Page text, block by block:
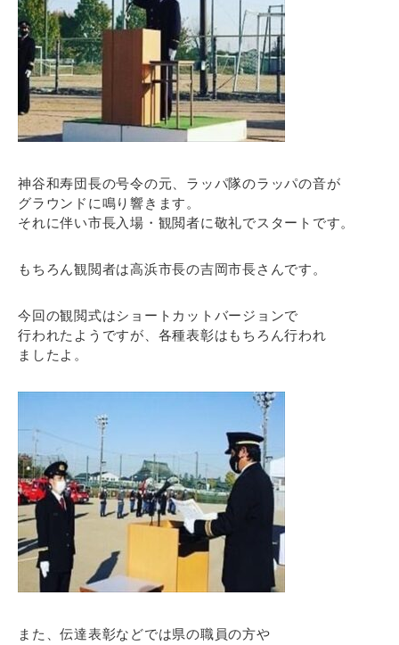
神谷和寿団長の号令の元、ラッパ隊のラッパの音が
グラウンドに鳴り響きます。
それに伴い市長入場・観閲者に敬礼でスタートです。
もちろん観閲者は高浜市長の吉岡市長さんです。
今回の観閲式はショートカットバージョンで
行われたようですが、各種表彰はもちろん行われ
ましたよ。
また、伝達表彰などでは県の職員の方や